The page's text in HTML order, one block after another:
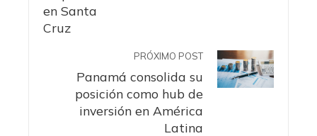
PRÓXIMO POST
Panamá consolida su
posición como hub de
inversión en América
Latina